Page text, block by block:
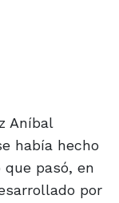
Aníbal
había hecho
pasó, en
por